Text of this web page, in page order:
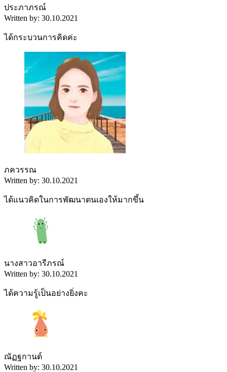
ประภาภรณ์
Written by: 30.10.2021
ได้กระบวนการคิดค่ะ
ภควรรณ
Written by: 30.10.2021
ได้แนวคิดในการพัฒนาตนเองให้มากขึ้น
นางสาวอารีภรณ์
Written by: 30.10.2021
ได้ความรู้เป็นอย่างยิ่งคะ
ณัฏฐกานต์
Written by: 30.10.2021